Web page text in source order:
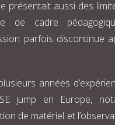
présentait aussi des
de cadre
parfois discontinue
années
jump en Europe,
de matériel et